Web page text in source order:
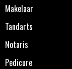
Makelaar
Tandarts
Notaris
Pedicure